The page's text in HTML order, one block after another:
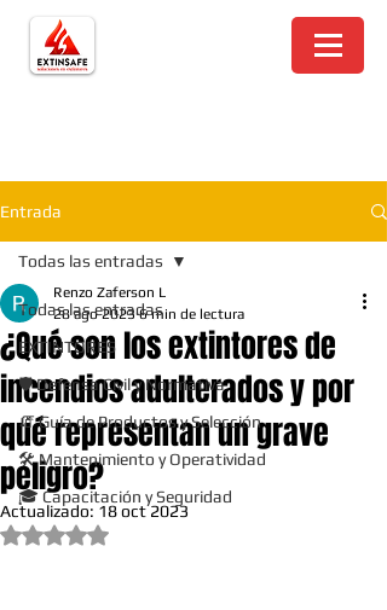
Entrada
Todas las entradas
EXTINTORES
🛡️ Defensa Civil y Normativa
🧯 Guía de Productos y Selección
🛠️ Mantenimiento y Operatividad
🎓 Capacitación y Seguridad
Todas las entradas
¿Qué son los extintores de
incendios adulterados y por
qué representan un grave
peligro?
Renzo Zaferson L
28 ago 2023 6 min de lectura
Actualizado: 18 oct 2023
Obtuvo NaN de 5 estrellas.